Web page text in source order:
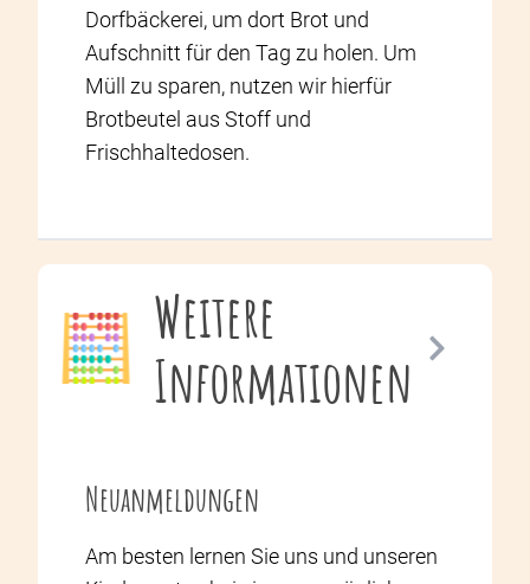
Dorfbäckerei, um dort Brot und
Aufschnitt für den Tag zu holen. Um
Müll zu sparen, nutzen wir hierfür
Brotbeutel aus Stoff und
Frischhaltedosen.
Weitere
Informationen
Neuanmeldungen
Am besten lernen Sie uns und unseren